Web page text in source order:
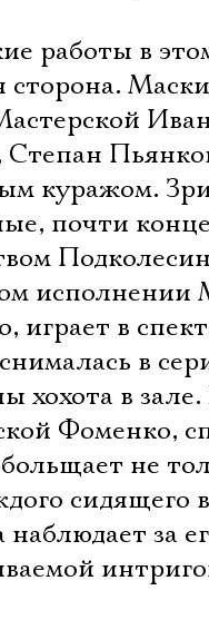
работы в
сторона.
куражом.
почти
исполнении
играет в
в
хохота в
Фоменко,
не
сидящего
за